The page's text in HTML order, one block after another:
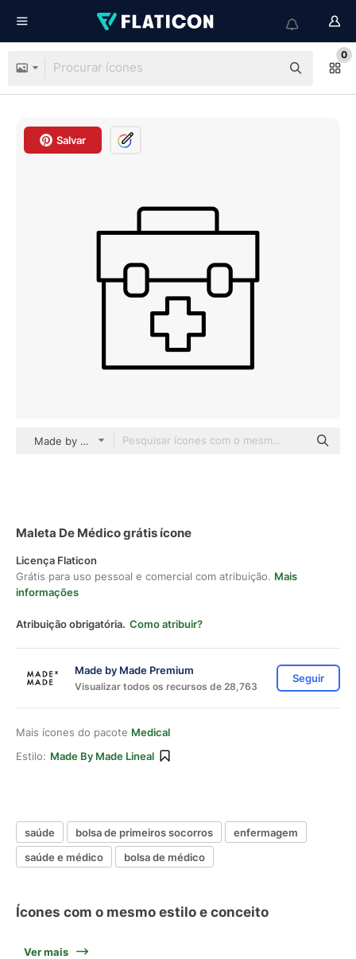
0
Salvar
Made by Made Lineal
Maleta De Médico grátis ícone
Licença Flaticon
Grátis para uso pessoal e comercial com atribuição. Mais
informações
Atribuição obrigatória. Como atribuir?
Made by Made Premium
Visualizar todos os recursos de 28,763
Seguir
Mais ícones do pacote Medical
Estilo: Made By Made Lineal
saúde bolsa de primeiros socorros
enfermagem
saúde e médico
bolsa de médico
Ícones com o mesmo estilo e conceito
Ver mais